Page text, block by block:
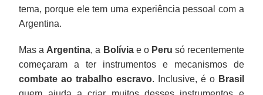
tema, porque ele tem uma experiência pessoal com a
Argentina.
Mas a Argentina, a Bolíviae o Peru só recentemente
começaram a ter instrumentos e mecanismos de
combate ao trabalho escravo. Inclusive, é o Brasil